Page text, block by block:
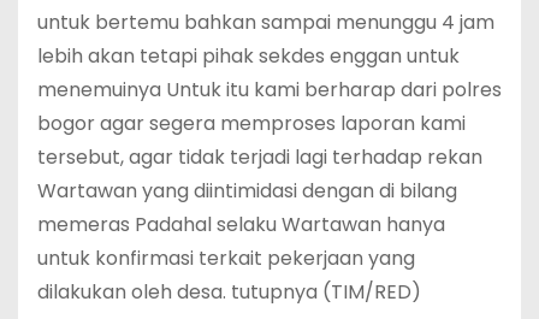
untuk bertemu bahkan sampai menunggu 4 jam
lebih akan tetapi pihak sekdes enggan untuk
menemuinya Untuk itu kami berharap dari polres
bogor agar segera memproses laporan kami
tersebut, agar tidak terjadi lagi terhadap rekan
Wartawan yang diintimidasi dengan di bilang
memeras Padahal selaku Wartawan hanya
untuk konfirmasi terkait pekerjaan yang
dilakukan oleh desa. tutupnya (TIM/RED)